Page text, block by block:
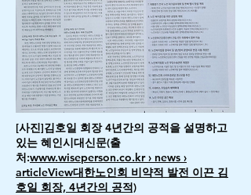
[사진]김호일 회장 4년간의 공적을 설명하고
있는 혜인시대신문(출
처:www.wiseperson.co.kr › news ›
articleView대한노인회 비약적 발전 이끈 김
호일 회장, 4년간의 공적)